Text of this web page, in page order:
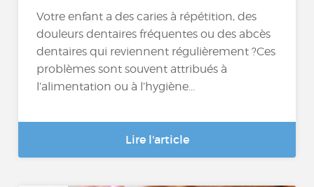
Votre enfant a des caries à répétition, des
douleurs dentaires fréquentes ou des abcès
dentaires qui reviennent régulièrement ?Ces
problèmes sont souvent attribués à
l’alimentation ou à l’hygiène...
Lire l'article